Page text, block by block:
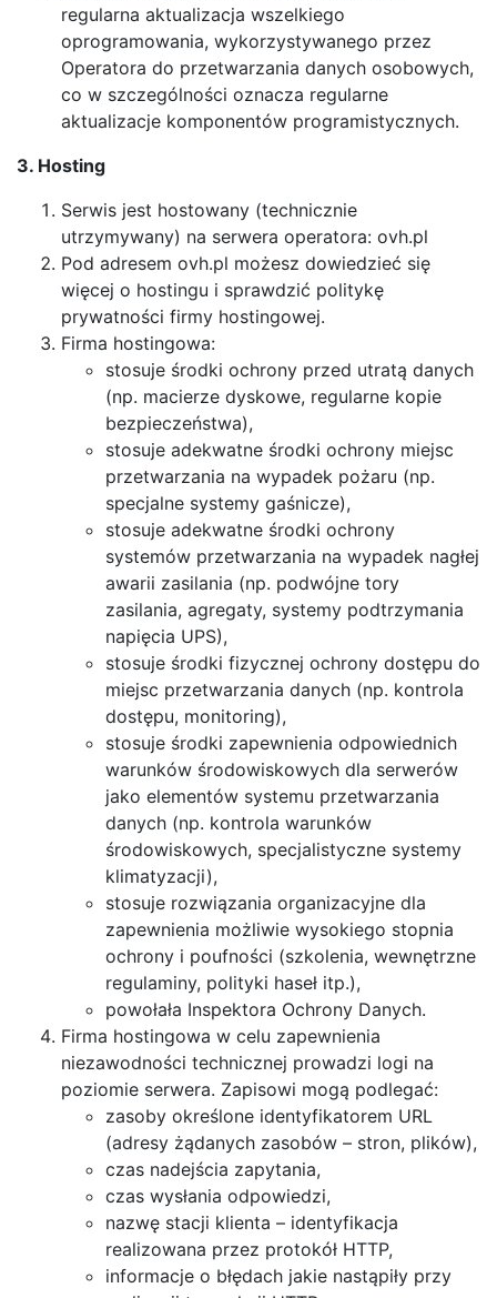
regularna aktualizacja wszelkiego
oprogramowania, wykorzystywanego przez
Operatora do przetwarzania danych osobowych,
co w szczególności oznacza regularne
aktualizacje komponentów programistycznych.
3. Hosting
Serwis jest hostowany (technicznie
utrzymywany) na serwera operatora: ovh.pl
Pod adresem ovh.pl możesz dowiedzieć się
więcej o hostingu i sprawdzić politykę
prywatności firmy hostingowej.
Firma hostingowa:
stosuje środki ochrony przed utratą danych
(np. macierze dyskowe, regularne kopie
bezpieczeństwa),
stosuje adekwatne środki ochrony miejsc
przetwarzania na wypadek pożaru (np.
specjalne systemy gaśnicze),
stosuje adekwatne środki ochrony
systemów przetwarzania na wypadek nagłej
awarii zasilania (np. podwójne tory
zasilania, agregaty, systemy podtrzymania
napięcia UPS),
stosuje środki fizycznej ochrony dostępu do
miejsc przetwarzania danych (np. kontrola
dostępu, monitoring),
stosuje środki zapewnienia odpowiednich
warunków środowiskowych dla serwerów
jako elementów systemu przetwarzania
danych (np. kontrola warunków
środowiskowych, specjalistyczne systemy
klimatyzacji),
stosuje rozwiązania organizacyjne dla
zapewnienia możliwie wysokiego stopnia
ochrony i poufności (szkolenia, wewnętrzne
regulaminy, polityki haseł itp.),
powołała Inspektora Ochrony Danych.
Firma hostingowa w celu zapewnienia
niezawodności technicznej prowadzi logi na
poziomie serwera. Zapisowi mogą podlegać:
zasoby określone identyfikatorem URL
(adresy żądanych zasobów – stron, plików),
czas nadejścia zapytania,
czas wysłania odpowiedzi,
nazwę stacji klienta – identyfikacja
realizowana przez protokół HTTP,
informacje o błędach jakie nastąpiły przy